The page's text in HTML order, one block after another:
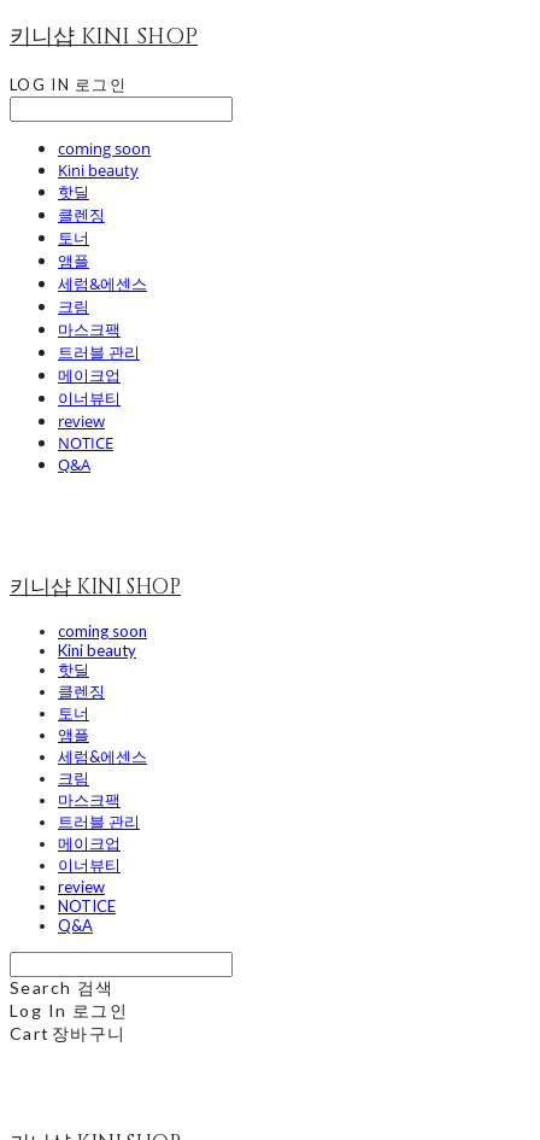
키니샵 KINI SHOP
LOG IN 로그인
coming soon
Kini beauty
핫딜
클렌징
토너
앰플
세럼&에센스
크림
마스크팩
트러블 관리
메이크업
이너뷰티
review
NOTICE
Q&A
키니샵 KINI SHOP
coming soon
Kini beauty
핫딜
클렌징
토너
앰플
세럼&에센스
크림
마스크팩
트러블 관리
메이크업
이너뷰티
review
NOTICE
Q&A
Search 검색
Log In 로그인
Cart 장바구니